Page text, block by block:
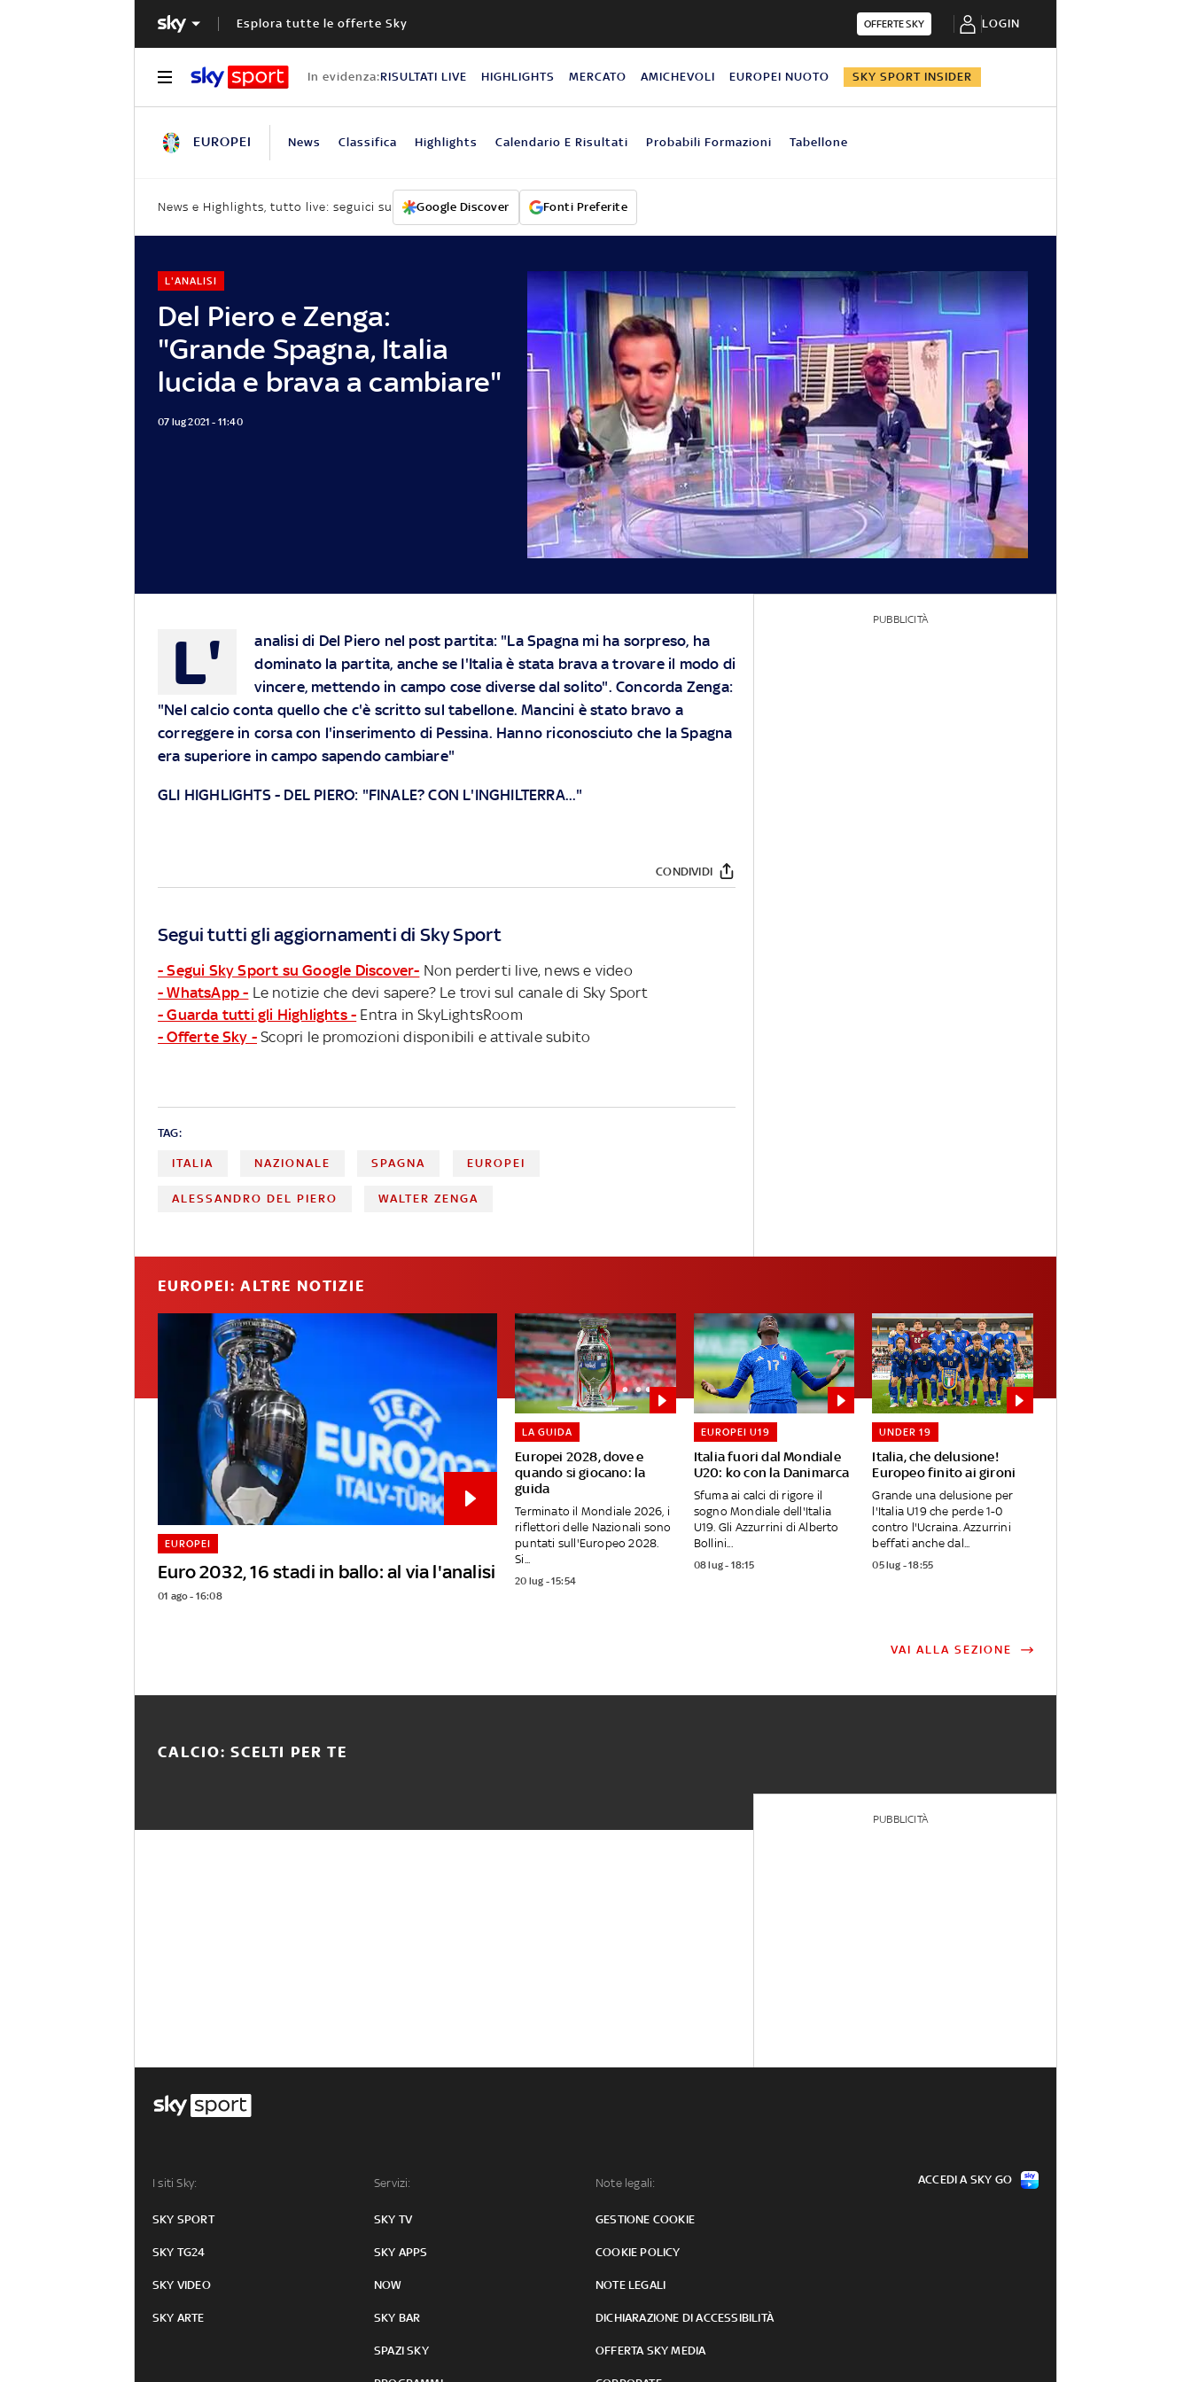
Esplora tutte le offerte Sky OFFERTE SKY LOGIN
In evidenza:RISULTATI LIVE HIGHLIGHTS MERCATO AMICHEVOLI EUROPEI NUOTO SKY SPORT INSIDER
EUROPEI News Classifica Highlights Calendario E Risultati Probabili Formazioni Tabellone
News e Highlights, tutto live: seguici su Google Discover Fonti Preferite
Del Piero e Zenga:
"Grande Spagna, Italia
lucida e brava a cambiare"
L'ANALISI
07 lug 2021 - 11:40
L'
analisi di Del Piero nel post partita: "La Spagna mi ha sorpreso, ha
dominato la partita, anche se l'Italia è stata brava a trovare il modo di
vincere, mettendo in campo cose diverse dal solito". Concorda Zenga:
"Nel calcio conta quello che c'è scritto sul tabellone. Mancini è stato bravo a
correggere in corsa con l'inserimento di Pessina. Hanno riconosciuto che la Spagna
era superiore in campo sapendo cambiare"
GLI HIGHLIGHTS- DEL PIERO: "FINALE? CON L'INGHILTERRA..."
CONDIVIDI
Segui tutti gli aggiornamenti di Sky Sport
- Segui Sky Sport su Google Discover- Non perderti live, news e video
- WhatsApp - Le notizie che devi sapere? Le trovi sul canale di Sky Sport
- Guarda tutti gli Highlights - Entra in SkyLightsRoom
- Offerte Sky - Scopri le promozioni disponibili e attivale subito
TAG:
ITALIA NAZIONALE SPAGNA EUROPEI
ALESSANDRO DEL PIERO WALTER ZENGA
PUBBLICITÀ
EUROPEI: ALTRE NOTIZIE
Euro 2032, 16 stadi in ballo: al via l'analisi
EUROPEI
01 ago - 16:08
Europei 2028, dove e
quando si giocano: la
guida
LA GUIDA
Terminato il Mondiale 2026, i
riflettori delle Nazionali sono
puntati sull'Europeo 2028.
Si...
20 lug - 15:54
Italia fuori dal Mondiale
U20: ko con la Danimarca
EUROPEI U19
Sfuma ai calci di rigore il
sogno Mondiale dell'Italia
U19. Gli Azzurrini di Alberto
Bollini...
08 lug - 18:15
Italia, che delusione!
Europeo finito ai gironi
UNDER 19
Grande una delusione per
l'Italia U19 che perde 1-0
contro l'Ucraina. Azzurrini
beffati anche dal...
05 lug - 18:55
VAI ALLA SEZIONE
CALCIO: SCELTI PER TE
PUBBLICITÀ
I siti Sky:
SKY SPORT
SKY TG24
SKY VIDEO
SKY ARTE
Servizi:
SKY TV
SKY APPS
NOW
SKY BAR
SPAZI SKY
Note legali:
GESTIONE COOKIE
COOKIE POLICY
NOTE LEGALI
DICHIARAZIONE DI ACCESSIBILITÀ
OFFERTA SKY MEDIA
ACCEDI A SKY GO